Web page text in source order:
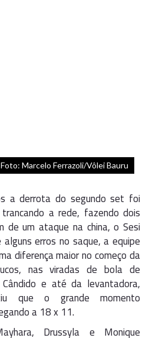
Foto: Marcelo Ferrazoli/Vôlei Bauru
a derrota do segundo set foi
a rede, fazendo dois
de um ataque na china, o Sesi
erros no saque, a equipe
diferença maior no começo da
nas viradas de bola de
e até da levantadora,
que o grande momento
a 18 x 11.
Drussyla e Monique